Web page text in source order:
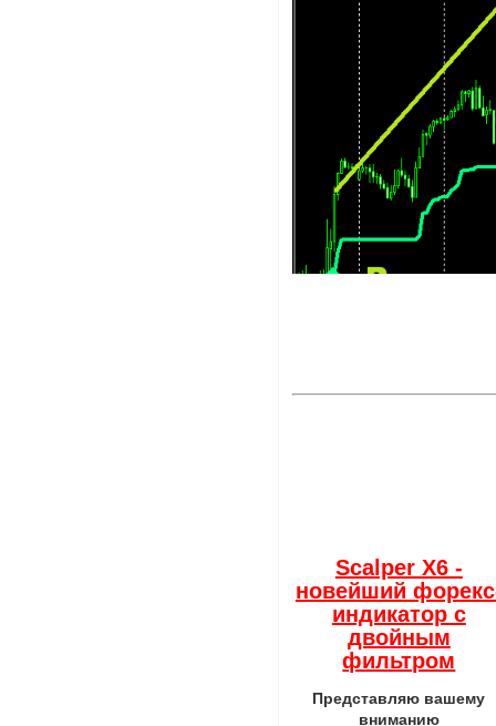
Scalper X6 -
новейший
индикатор с
двойным
фильтром
Представляю вашему
вниманию